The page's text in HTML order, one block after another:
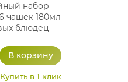
набор
чашек 180мл
блюдец
Купить в 1 клик